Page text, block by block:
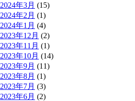
2024年3月 (15)
2024年2月 (1)
2024年1月 (4)
2023年12月 (2)
2023年11月 (1)
2023年10月 (14)
2023年9月 (11)
2023年8月 (1)
2023年7月 (3)
2023年6月 (2)